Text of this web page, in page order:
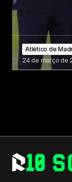
Atlético de
24 de março de